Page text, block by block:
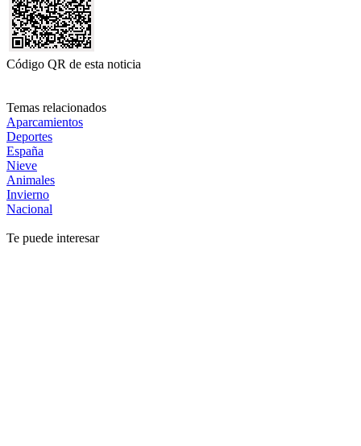
Código QR de esta noticia
Temas relacionados
Aparcamientos
Deportes
España
Nieve
Animales
Invierno
Nacional
Te puede interesar